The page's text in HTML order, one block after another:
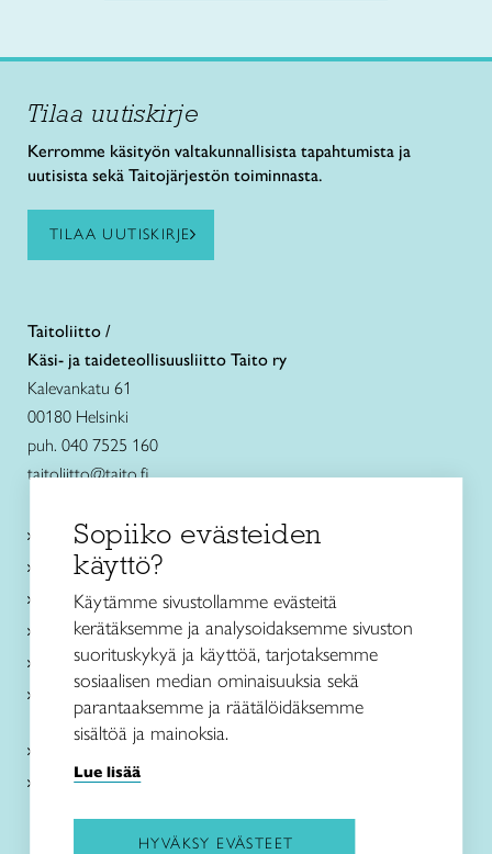
Tilaa uutiskirje
Kerromme käsityön valtakunnallisista tapahtumista ja
uutisista sekä Taitojärjestön toiminnasta.
TILAA UUTISKIRJE
Taitoliitto /
Käsi- ja taideteollisuusliitto Taito ry
Kalevankatu 61
00180 Helsinki
puh. 040 7525 160
taitoliitto@taito.fi
Käsityökurssit ja koulutus
Ajankohtaista
Käsityöohjeet
Me olemme Taito
Paikallinen toiminta
Verkkokaupat
Kirjaudu Arviin
Kirjaudu Taitocampukseen
Sopiiko evästeiden
käyttö?
Käytämme sivustollamme evästeitä
kerätäksemme ja analysoidaksemme sivuston
suorituskykyä ja käyttöä, tarjotaksemme
sosiaalisen median ominaisuuksia sekä
parantaaksemme ja räätälöidäksemme
sisältöä ja mainoksia.
Lue lisää
HYVÄKSY EVÄSTEET